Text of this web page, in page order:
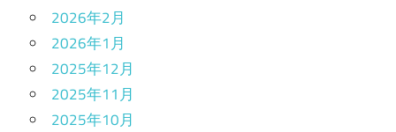
2026年2月
2026年1月
2025年12月
2025年11月
2025年10月